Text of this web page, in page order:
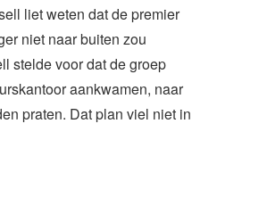
liet weten dat de premier
niet naar buiten zou
stelde voor dat de groep
aankwamen, naar
praten. Dat plan viel niet in